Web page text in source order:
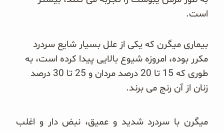
زیتون و روغن زیتون
غلات و دانه‌های سالم
صبحانه و میان وعده
است.
بیماری میگرن که یکی از علل بسیار شایع سردرد
مکرر بوده، امروزه شیوع بالایی پیدا کرده است، به
طوری که 15 تا 20 درصد مردان و 25 تا 30 درصد
زنان از آن رنج می برند.
میگرن با سردرد شدید و عمیق، نبض دار‌ و اغلب